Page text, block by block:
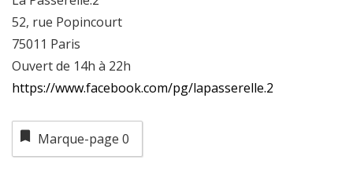
52, rue Popincourt
75011 Paris
Ouvert de 14h à 22h
https://www.facebook.com/pg/lapasserelle.2
Marque-page 0